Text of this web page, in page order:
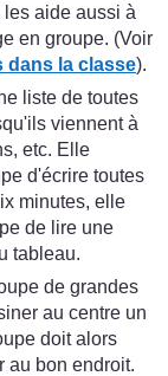
aide aussi à
en groupe. (Voir
dans la classe).
liste de toutes
viennent à
etc. Elle
d'écrire toutes
minutes, elle
de lire une
tableau.
de grandes
au centre un
doit alors
au bon endroit.